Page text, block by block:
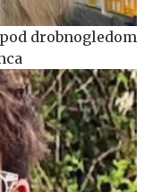
drobnogledom